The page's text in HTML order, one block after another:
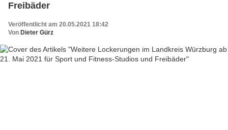
Freibäder
Veröffentlicht am 20.05.2021 18:42
Von Dieter Gürz